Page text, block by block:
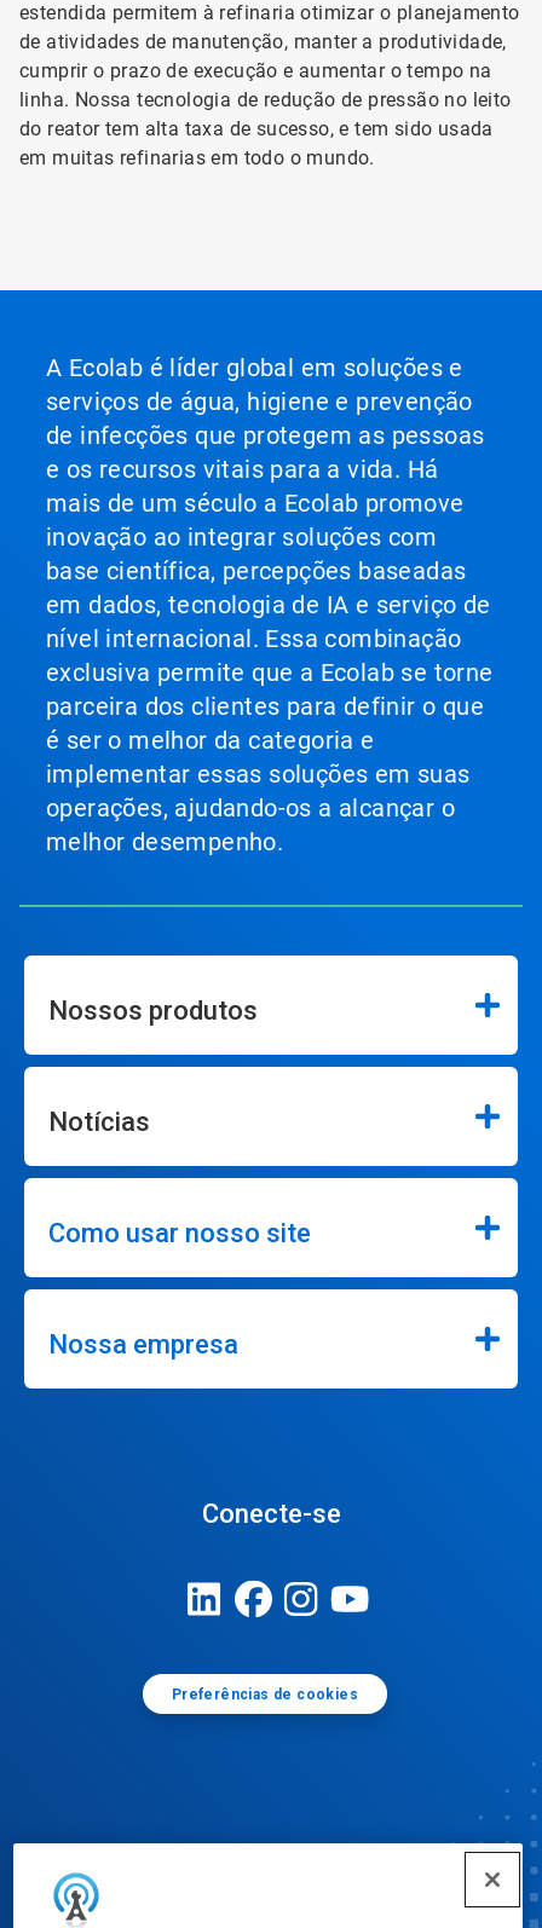
estendida permitem à refinaria otimizar o planejamento
de atividades de manutenção, manter a produtividade,
cumprir o prazo de execução e aumentar o tempo na
linha. Nossa tecnologia de redução de pressão no leito
do reator tem alta taxa de sucesso, e tem sido usada
em muitas refinarias em todo o mundo.
A Ecolab é líder global em soluções e
serviços de água, higiene e prevenção
de infecções que protegem as pessoas
e os recursos vitais para a vida. Há
mais de um século a Ecolab promove
inovação ao integrar soluções com
base científica, percepções baseadas
em dados, tecnologia de IA e serviço de
nível internacional. Essa combinação
exclusiva permite que a Ecolab se torne
parceira dos clientes para definir o que
é ser o melhor da categoria e
implementar essas soluções em suas
operações, ajudando-os a alcançar o
melhor desempenho.
Nossos produtos
Notícias
Como usar nosso site
Nossa empresa
Conecte-se
Preferências de cookies